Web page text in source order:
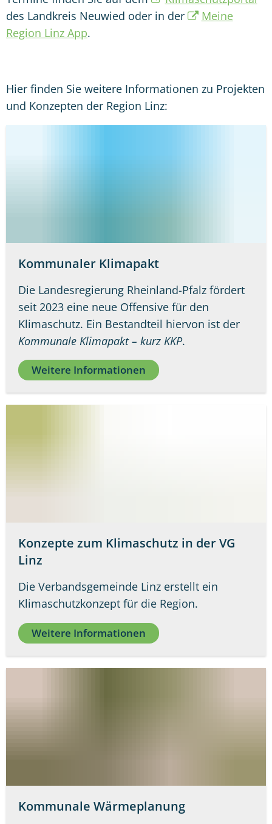
des Landkreis Neuwied oder in der
Meine
Region Linz App.
Hier finden Sie weitere Informationen zu Projekten
und Konzepten der Region Linz:
Kommunaler Klimapakt
Die Landesregierung Rheinland-Pfalz fördert
seit 2023 eine neue Offensive für den
Klimaschutz. Ein Bestandteil hiervon ist der
Kommunale Klimapakt – kurz KKP.
Weitere Informationen
Konzepte zum Klimaschutz in der VG
Linz
Die Verbandsgemeinde Linz erstellt ein
Klimaschutzkonzept für die Region.
Weitere Informationen
Kommunale Wärmeplanung